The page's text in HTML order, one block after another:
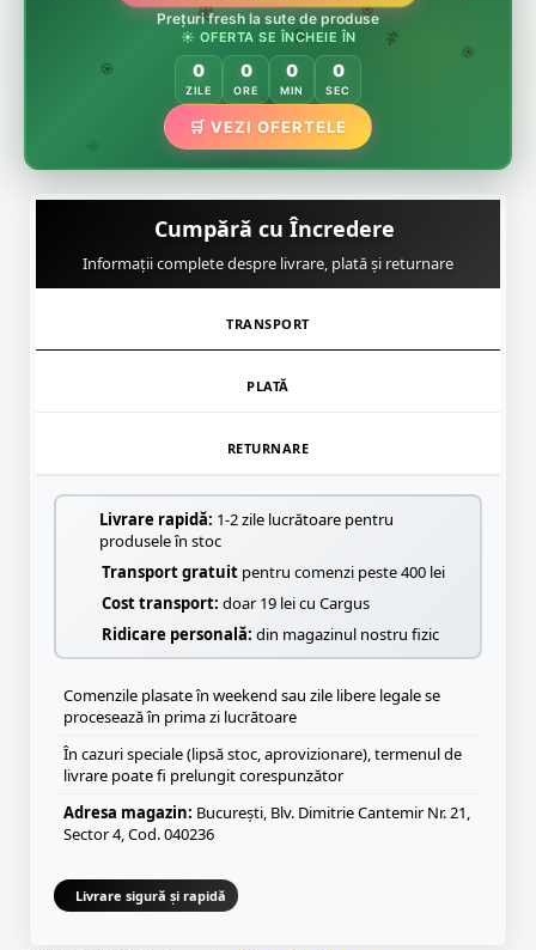
🌸
🌿
🌸
🏵️
Prețuri fresh la sute de produse
☀️ OFERTA SE ÎNCHEIE ÎN
0
ZILE
0
ORE
0
MIN
0
SEC
🛒 VEZI OFERTELE
Cumpără cu Încredere
Informații complete despre livrare, plată și returnare
TRANSPORT
PLATĂ
RETURNARE
Livrare rapidă: 1-2 zile lucrătoare pentru
produsele în stoc
Transport gratuit pentru comenzi peste 400 lei
Cost transport: doar 19 lei cu Cargus
Ridicare personală: din magazinul nostru fizic
Comenzile plasate în weekend sau zile libere legale se
procesează în prima zi lucrătoare
În cazuri speciale (lipsă stoc, aprovizionare), termenul de
livrare poate fi prelungit corespunzător
Adresa magazin: București, Blv. Dimitrie Cantemir Nr. 21,
Sector 4, Cod. 040236
Livrare sigură și rapidă